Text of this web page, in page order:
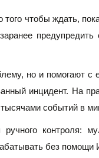
того чтобы ждать,
предупредить
но и помогают с
инцидент. На
событий в
контроля:
без помощи